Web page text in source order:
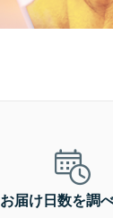
お届け日数を調